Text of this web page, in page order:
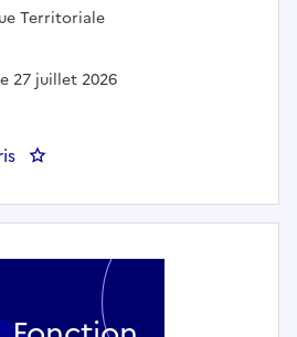
:Territoriale
27 juillet 2026
: Enseignant artistique -